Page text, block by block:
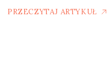
PRZECZYTAJ ARTYKUŁ